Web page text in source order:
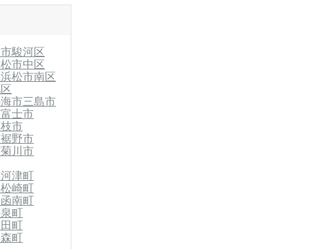
駿河区
市中区
浜松市南区
市三島市
富士市
市
裾野市
菊川市
津町
崎町
南町
町
町
町